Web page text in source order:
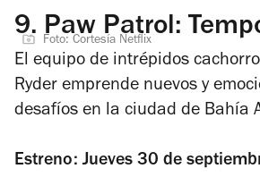
9. Paw Patrol:
Foto: Cortesía Netflix
El equipo de intrépidos
Ryder emprende nuevos y
desafíos en la ciudad de Bahía
Estreno: Jueves 30 de